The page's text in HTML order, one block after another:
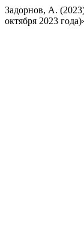
Задорнов, А.
октября 2023